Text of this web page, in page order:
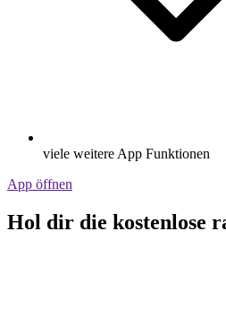
viele weitere App Funktionen
App öffnen
Hol dir die kostenlose